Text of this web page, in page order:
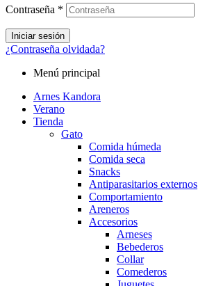
Contraseña *
Iniciar sesión
¿Contraseña olvidada?
Menú principal
Arnes Kandora
Verano
Tienda
Gato
Comida húmeda
Comida seca
Snacks
Antiparasitarios externos
Comportamiento
Areneros
Accesorios
Arneses
Bebederos
Collar
Comederos